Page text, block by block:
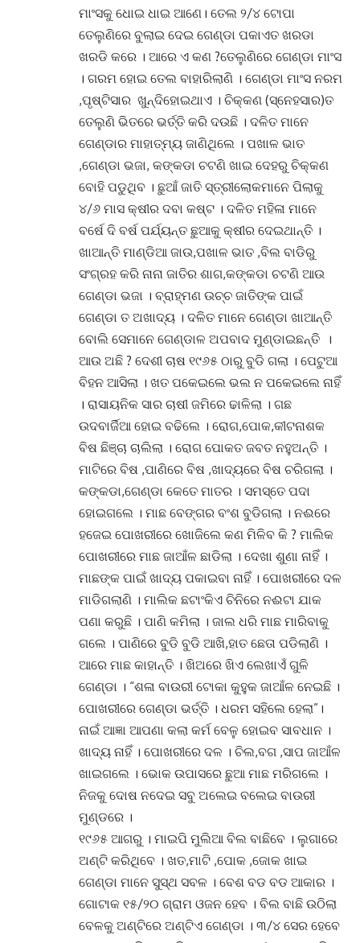
ମାଂସକୁ ଧୋଇ ଧାଇ ଆଣେ। ତେଲ ୨/୪ ଟୋପା
ତେଲୁଣିରେ ବୁଲାଇ ଦେଇ ଗେଣ୍ଡା ପକାଏତ ଖରଡା
ଖରଡି କରେ । ଆରେ ଏ କଣ ?ତେଲୁଣିରେ ଗେଣ୍ଡା ମାଂସ
। ଗରମ ହୋଇ ତେଲ ବାହାରିଲାଣି । ଗେଣ୍ଡା ମାଂସ ନରମ
,ପୃଷ୍ଟିସାର ଖୁନ୍ଦିହୋଇଥାଏ । ଚିକ୍କଣ (ସ୍ନେହସାର)ତ
ତେଲୁଣି ଭିତରେ ଭର୍ତ୍ତି କରି ଦଉଛି । ଦଳିତ ମାନେ
ଗେଣ୍ଡାର ମାହାତ୍ମ୍ୟ ଜାଣିଥିଲେ । ପଖାଳ ଭାତ
,ଗେଣ୍ଡା ଭଜା, କଙ୍କଡା ଚଟଣି ଖାଇ ଦେହରୁ ଚିକ୍କଣ
ବୋହି ପଡୁଥିବ । ଛୁଆଁ ଜାତି ସ୍ତ୍ରୀଲୋକମାନେ ପିଲାକୁ
୪/୬ ମାସ କ୍ଷୀର ଦବା କଷ୍ଟ । ଦଳିତ ମହିଳା ମାନେ
ବର୍ଷେ ଦି ବର୍ଷ ପର୍ଯ୍ୟନ୍ତ ଛୁଆକୁ କ୍ଷୀର ଦେଇଥାନ୍ତି ।
ଖାଆନ୍ତି ମାଣ୍ଡିଆ ଜାଉ,ପଖାଳ ଭାତ ,ବିଲ ବାଡିରୁ
ସଂଗ୍ରହ କରି ନାନା ଜାତିର ଶାଗ,କଙ୍କଡା ଚଟଣି ଆଉ
ଗେଣ୍ଡା ଭଜା । ବ୍ରାହ୍ମଣ ଉଚ୍ଚ ଜାତିଙ୍କ ପାଇଁ
ଗେଣ୍ଡା ତ ଅଖାଦ୍ୟ । ଦଳିତ ମାନେ ଗେଣ୍ଡା ଖାଆନ୍ତି
ବୋଲି ସେମାନେ ଗେଣ୍ଡାଳ ଅପବାଦ ମୁଣ୍ଡାଇଛନ୍ତି ।
ଆଉ ଅଛି ? ଦେଶୀ ଚାଷ ୧୯୬୫ ଠାରୁ ବୁଡି ଗଲା । ପେଟୁଆ
ବିହନ ଆସିଲା । ଖତ ପକେଇଲେ ଭଲ ନ ପକେଇଲେ ନାହିଁ
। ରାସାୟନିକ ସାର ଚାଷୀ ଜମିରେ ଢାଳିଲା । ଗଛ
ଉଦବାର୍ଜିଆ ହୋଇ ବଢିଲେ । ରୋଗ,ପୋକ,କୀଟନାଶକ
ବିଷ ଛିଞ୍ଚା ଚାଲିଲା । ରୋଗ ପୋକତ ଜବତ ନହୁଅନ୍ତି ।
ମାଟିରେ ବିଷ ,ପାଣିରେ ବିଷ ,ଖାଦ୍ୟରେ ବିଷ ଚରିଗଲା ।
କଙ୍କଡା,ଗେଣ୍ଡା କେତେ ମାତର । ସମସ୍ତେ ପଦା
ହୋଇଗଲେ । ମାଛ ବେଙ୍ଗର ବଂଶ ବୁଡିଗଲା । ନଈରେ
ହଜେଇ ପୋଖରୀରେ ଖୋଜିଲେ କଣ ମିଳିବ କି ? ମାଲିକ
ପୋଖରୀରେ ମାଛ ଜାଆଁଳ ଛାଡିଲା । ଦେଖା ଶୁଣା ନାହିଁ ।
ମାଛଙ୍କ ପାଇଁ ଖାଦ୍ୟ ପକାଇବା ନାହିଁ । ପୋଖରୀରେ ଦଳ
ମାଡିଗଲାଣି । ମାଲିକ ଛଟାଂକିଏ ଚିନିରେ ନଈଟା ଯାକ
ପଣା କରୁଛି । ପାଣି କମିଲା । ଜାଲ ଧରି ମାଛ ମାରିବାକୁ
ଗଲେ । ପାଣିରେ ବୁଡି ବୁଡି ଆଖି,ହାତ ଛେତା ପଡିଲାଣି ।
ଆରେ ମାଛ କାହାନ୍ତି । ଖିଅରେ ଖିଏ ଲେଖାଏଁ ଗୁଳି
ଗେଣ୍ଡା । “ଶଳା ବାଉରୀ ଟୋକା କୁହୁକ ଜାଆଁଳ ନେଇଛି ।
ପୋଖରୀରେ ଗେଣ୍ଡା ଭର୍ତ୍ତି । ଧରମ ସହିଲେ ହେଲା”।
ନାଇଁ ଆଜ୍ଞା ଆପଣା କଲା କର୍ମ ବେଳୁ ହୋଇବ ସାବଧାନ ।
ଖାଦ୍ୟ ନାହିଁ । ପୋଖରୀରେ ଦଳ । ଚିଲ,ବଗ ,ସାପ ଜାଆଁଳ
ଖାଇଗଲେ । ଭୋକ ଉପାସରେ ଛୁଆ ମାଛ ମରିଗଲେ ।
ନିଜକୁ ଦୋଷ ନଦେଇ ସବୁ ଅଲେଇ ବଲେଇ ବାଉରୀ
ମୁଣ୍ଡରେ ।
୧୯୬୫ ଆଗରୁ । ମାଇପି ମୁଲିଆ ବିଲ ବାଛିବେ । ଲୁଗାରେ
ଅଣ୍ଟି କରିଥିବେ । ଖତ,ମାଟି ,ପୋକ ,ଜୋକ ଖାଇ
ଗେଣ୍ଡା ମାନେ ସୁସ୍ଥ ସବଳ । ବେଶ ବଡ ବଡ ଆକାର ।
ଗୋଟାକ ୧୫/୨୦ ଗ୍ରାମ ଓଜନ ହେବ । ବିଲ ବାଛି ଉଠିଲା
ବେଳକୁ ଅଣ୍ଟିରେ ଅଣ୍ଟିଏ ଗେଣ୍ଡା । ୩/୪ ସେର ହେବେ